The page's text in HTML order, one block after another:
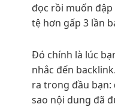
đọc rồi muốn
tệ hơn gấp 3 lần
Đó chính là lúc
nhắc đến
ra trong đầu bạn:
sao nội dung đã